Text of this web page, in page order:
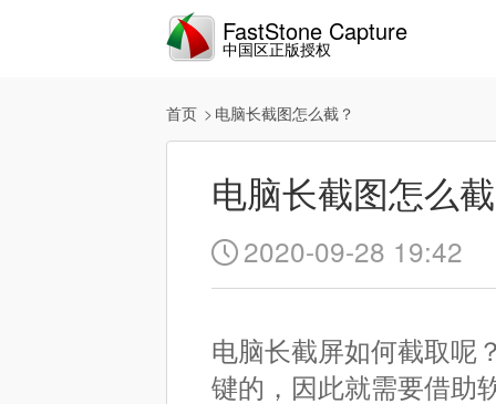
FastStone Capture
中国区正版授权
首页 电脑长截图怎么截？
电脑长截图怎么
 2020-09-28 19:42
电脑长截屏如何截取呢
键的，因此就需要借助